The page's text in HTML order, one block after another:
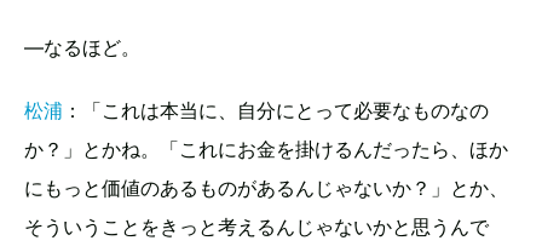
—なるほど。
松浦 ：「これは本当に、自分にとって必要なものなの
か？」とかね。「これにお金を掛けるんだったら、ほか
にもっと価値のあるものがあるんじゃないか？」とか、
そういうことをきっと考えるんじゃないかと思うんで